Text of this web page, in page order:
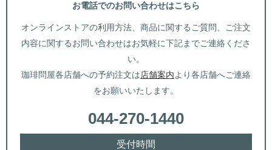
お電話でのお問い合わせはこちら
オンラインストアの利用方法、商品に関するご質問、ご注文
内容に関するお問い合わせはお気軽に下記までご連絡くださ
い。
珈琲問屋各店舗への予約注文は店舗案内より各店舗へご連絡
をお願いいたします。
044-270-1440
受付時間